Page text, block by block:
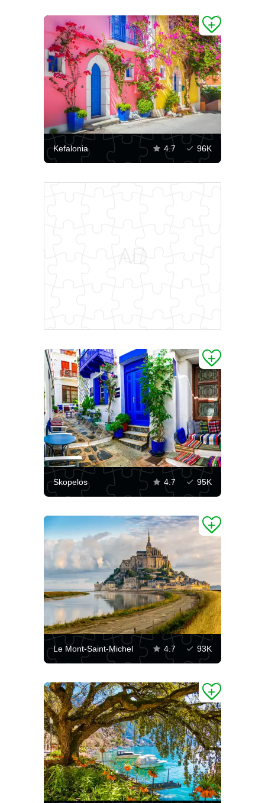
Kefalonia 4.7 96K
Skopelos 4.7 95K
Le Mont-Saint-Michel 4.7 93K